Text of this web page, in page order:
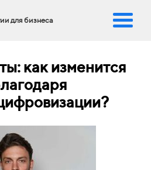
для бизнеса
как изменится